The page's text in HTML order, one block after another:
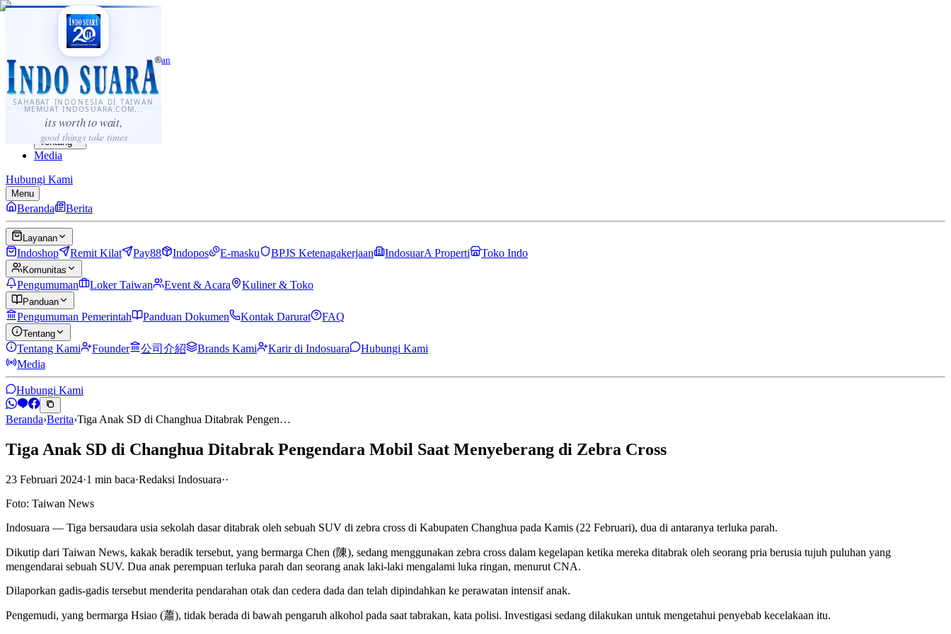
SAHABAT INDONESIA DI TAIWAN
MEMUAT INDOSUARA.COM...
its worth to wait,
good things take times
·...
⌘K
Sahabat Indonesia di Taiwan
Berita
Layanan
Komunitas
Panduan
Tentang
Media
Hubungi Kami
Menu
Beranda Berita
Layanan
Indoshop Remit Kilat Pay88 Indopos E-masku BPJS Ketenagakerjaan IndosuarA Properti Toko Indo
Komunitas
Pengumuman Loker Taiwan Event & Acara Kuliner & Toko
Panduan
Pengumuman Pemerintah Panduan Dokumen Kontak Darurat FAQ
Tentang
Tentang Kami Founder 公司介紹 Brands Kami Karir di Indosuara
Hubungi Kami
Media
Hubungi Kami
Beranda›Berita›Tiga Anak SD di Changhua Ditabrak Pengen…
Tiga Anak SD di Changhua Ditabrak Pengendara Mobil Saat Menyeberang di Zebra Cross
23 Februari 2024·1 min baca·Redaksi Indosuara··
Foto: Taiwan News
Indosuara — Tiga bersaudara usia sekolah dasar ditabrak oleh sebuah SUV di zebra cross di Kabupaten Changhua pada Kamis (22 Februari), dua di antaranya terluka parah.
Dikutip dari Taiwan News, kakak beradik tersebut, yang bermarga Chen (陳), sedang menggunakan zebra cross dalam kegelapan ketika mereka ditabrak oleh seorang pria berusia tujuh puluhan yang
mengendarai sebuah SUV. Dua anak perempuan terluka parah dan seorang anak laki-laki mengalami luka ringan, menurut CNA.
Dilaporkan gadis-gadis tersebut menderita pendarahan otak dan cedera dada dan telah dipindahkan ke perawatan intensif anak.
Pengemudi, yang bermarga Hsiao (蕭), tidak berada di bawah pengaruh alkohol pada saat tabrakan, kata polisi. Investigasi sedang dilakukan untuk mengetahui penyebab kecelakaan itu.